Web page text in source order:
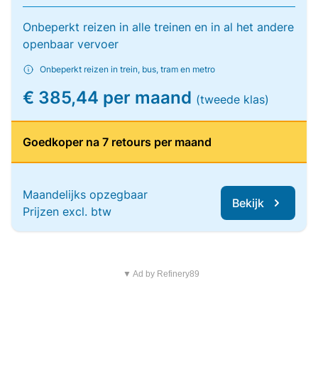
Onbeperkt reizen in alle treinen en in al het andere
openbaar vervoer
Onbeperkt reizen in trein, bus, tram en metro
€ 385,44 per maand (tweede klas)
Goedkoper na 7 retours per maand
Maandelijks opzegbaar
Prijzen excl. btw
Bekijk
▼ Ad by Refinery89